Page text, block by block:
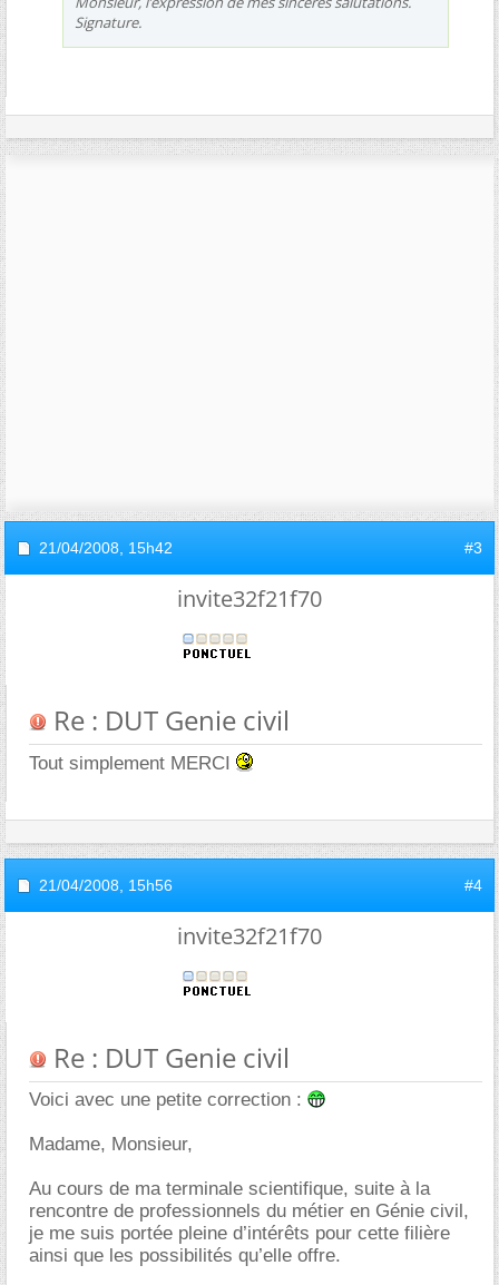
Signature.
21/04/2008, 15h42 #3
invite32f21f70
Re : DUT Genie civil
Tout simplement MERCI
21/04/2008, 15h56 #4
invite32f21f70
Re : DUT Genie civil
Voici avec une petite correction :
Madame, Monsieur,
Au cours de ma terminale scientifique, suite à la
rencontre de professionnels du métier en Génie civil,
je me suis portée pleine d’intérêts pour cette filière
ainsi que les possibilités qu’elle offre.